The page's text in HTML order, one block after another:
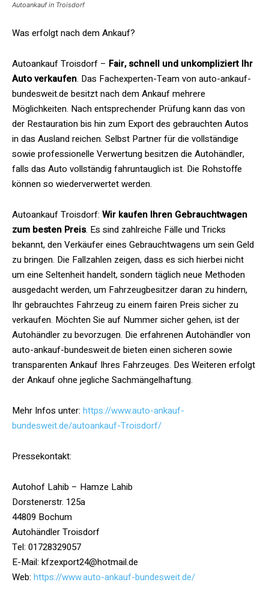
Autoankauf in Troisdorf
Was erfolgt nach dem Ankauf?
Autoankauf Troisdorf – Fair, schnell und unkompliziert Ihr
Auto verkaufen. Das Fachexperten-Team von auto-ankauf-
bundesweit.de besitzt nach dem Ankauf mehrere
Möglichkeiten. Nach entsprechender Prüfung kann das von
der Restauration bis hin zum Export des gebrauchten Autos
in das Ausland reichen. Selbst Partner für die vollständige
sowie professionelle Verwertung besitzen die Autohändler,
falls das Auto vollständig fahruntauglich ist. Die Rohstoffe
können so wiederverwertet werden.
Autoankauf Troisdorf: Wir kaufen Ihren Gebrauchtwagen
zum besten Preis. Es sind zahlreiche Fälle und Tricks
bekannt, den Verkäufer eines Gebrauchtwagens um sein Geld
zu bringen. Die Fallzahlen zeigen, dass es sich hierbei nicht
um eine Seltenheit handelt, sondern täglich neue Methoden
ausgedacht werden, um Fahrzeugbesitzer daran zu hindern,
Ihr gebrauchtes Fahrzeug zu einem fairen Preis sicher zu
verkaufen. Möchten Sie auf Nummer sicher gehen, ist der
Autohändler zu bevorzugen. Die erfahrenen Autohändler von
auto-ankauf-bundesweit.de bieten einen sicheren sowie
transparenten Ankauf Ihres Fahrzeuges. Des Weiteren erfolgt
der Ankauf ohne jegliche Sachmängelhaftung.
Mehr Infos unter: https://www.auto-ankauf-
bundesweit.de/autoankauf-Troisdorf/
Pressekontakt:
Autohof Lahib – Hamze Lahib
Dorstenerstr. 125a
44809 Bochum
Autohändler Troisdorf
Tel: 01728329057
E-Mail: kfzexport24@hotmail.de
Web: https://www.auto-ankauf-bundesweit.de/